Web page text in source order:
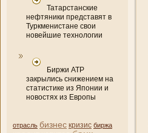
Татарстанские
нефтяники представят в
Туркменистане свои
новейшие технологии
Биржи АТР
закрылись снижением на
статистике из Японии и
новостях из Европы
отрасль бизнес кризис биржа